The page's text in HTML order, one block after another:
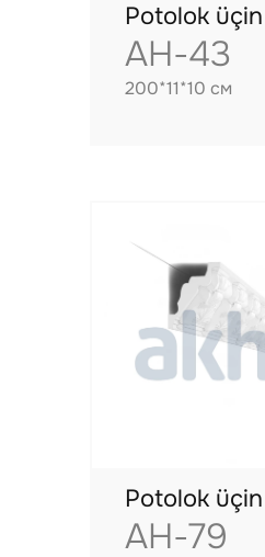
Potolok
AH-43
200*11*10 см
Potolok
AH-79